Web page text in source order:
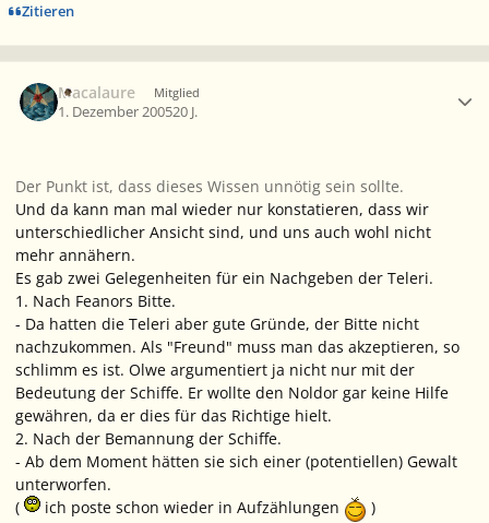
Zitieren
Macalaure Mitglied
1. Dezember 200520 J.
Der Punkt ist, dass dieses Wissen unnötig sein sollte.
Und da kann man mal wieder nur konstatieren, dass wir
unterschiedlicher Ansicht sind, und uns auch wohl nicht
mehr annähern.
Es gab zwei Gelegenheiten für ein Nachgeben der Teleri.
1. Nach Feanors Bitte.
- Da hatten die Teleri aber gute Gründe, der Bitte nicht
nachzukommen. Als "Freund" muss man das akzeptieren, so
schlimm es ist. Olwe argumentiert ja nicht nur mit der
Bedeutung der Schiffe. Er wollte den Noldor gar keine Hilfe
gewähren, da er dies für das Richtige hielt.
2. Nach der Bemannung der Schiffe.
- Ab dem Moment hätten sie sich einer (potentiellen) Gewalt
unterworfen.
(
ich poste schon wieder in Aufzählungen
)